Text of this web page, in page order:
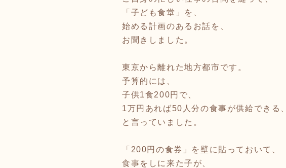
「子ども食堂」を、
始める計画のあるお話を、
お聞きしました。
東京から離れた地方都市です。
予算的には、
子供1食200円で、
1万円あれば50人分の食事が供給できる、
と言っていました。
「200円の食券」を壁に貼っておいて、
食事をしに来た子が、